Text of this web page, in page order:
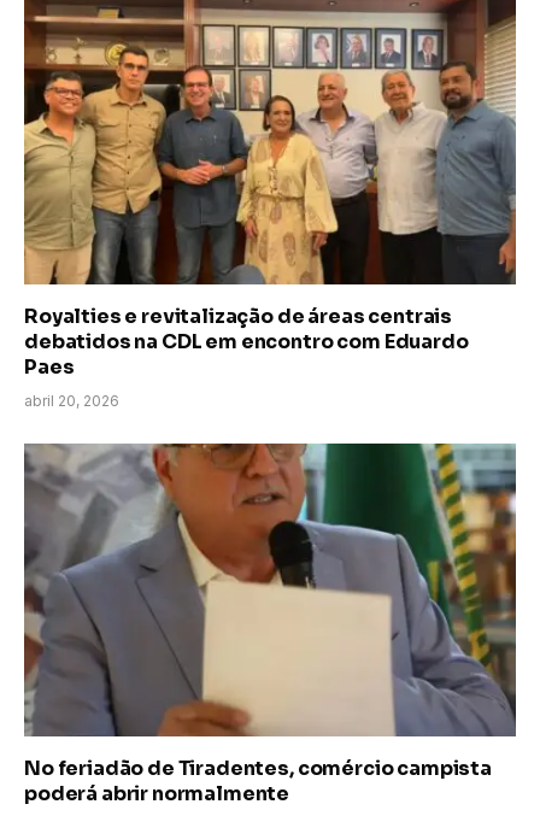
Royalties e revitalização de áreas centrais
debatidos na CDL em encontro com Eduardo
Paes
abril 20, 2026
No feriadão de Tiradentes, comércio campista
poderá abrir normalmente